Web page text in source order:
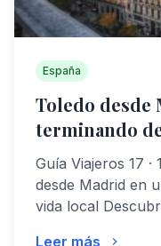
España
Toledo desde
terminando
Guía Viajeros 17
desde Madrid en
vida local
Leer más